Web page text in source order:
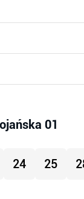
01
24 25